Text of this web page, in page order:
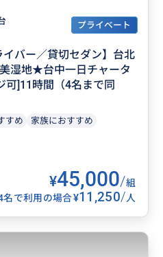
プライベート
イバー／貸切セダン】台北
湿地★台中一日チャータ
可]11時間（4名まで同
すめ
家族におすすめ
¥45,000/組
名で利用の場合¥11,250/人